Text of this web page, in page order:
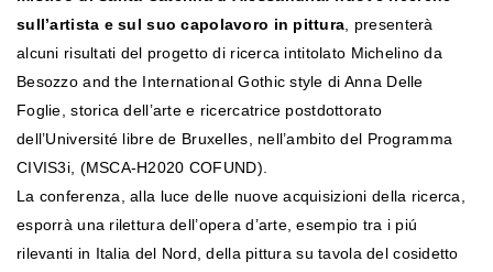
sull’artista e sul suo capolavoro in pittura , presenterà
alcuni risultati del progetto di ricerca intitolato Michelino da
Besozzo and the International Gothic style di Anna Delle
Foglie, storica dell’arte e ricercatrice postdottorato
dell’Université libre de Bruxelles, nell’ambito del Programma
CIVIS3i, (MSCA-H2020 COFUND).
La conferenza, alla luce delle nuove acquisizioni della ricerca,
esporrà una rilettura dell’opera d’arte, esempio tra i piú
rilevanti in Italia del Nord, della pittura su tavola del cosidetto